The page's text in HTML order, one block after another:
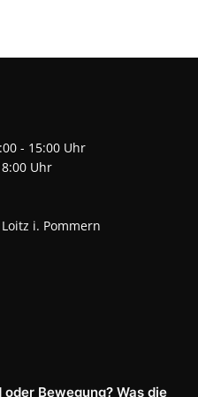
- 15:00 Uhr
Uhr
i. Pommern
Bewegung? Was die